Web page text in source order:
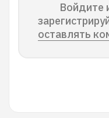
Войдите
оставлять